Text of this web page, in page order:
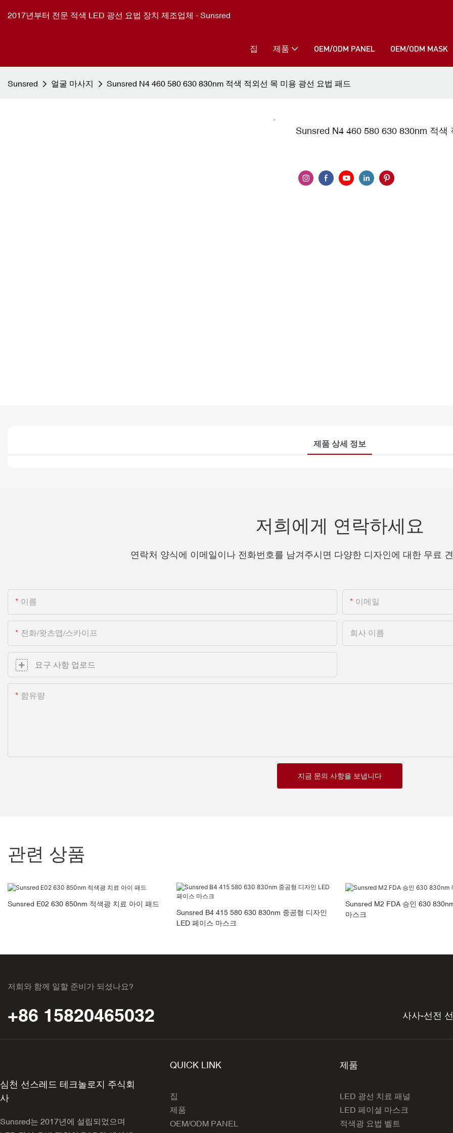
2017년부터 전문 적색 LED 광선 요법 장치 제조업체 - Sunsred
집 제품 OEM/ODM PANEL OEM/ODM MASK
Sunsred 얼굴 마사지 Sunsred N4 460 580 630 830nm 적색 적외선 목 미용 광선 요법 패드
Sunsred N4 460 580 630 830nm 적색
제품 상세 정보
저희에게 연락하세요
연락처 양식에 이메일이나 전화번호를 남겨주시면 다양한 디자인에 대한 무료
이름 이메일
전화/왓츠앱/스카이프 회사 이름
요구 사항 업로드
함유량
지금 문의 사항을 보냅니다
관련 상품
Sunsred E02 630 850nm 적색광 치료 아이 패드
Sunsred B4 415 580 630 830nm 중공형 디자인
LED 페이스 마스크
Sunsred M2 FDA 승인 630
마스크
저희와 함께 일할 준비가 되셨나요?
+86 15820465032 사사-선전
심천 선스레드 테크놀로지 주식회
사
Sunsred는 2017년에 설립되었으며
QUICK LINK
집
제품
OEM/ODM PANEL
제품
LED 광선 치료 패널
LED 페이셜 마스크
적색광 요법 벨트